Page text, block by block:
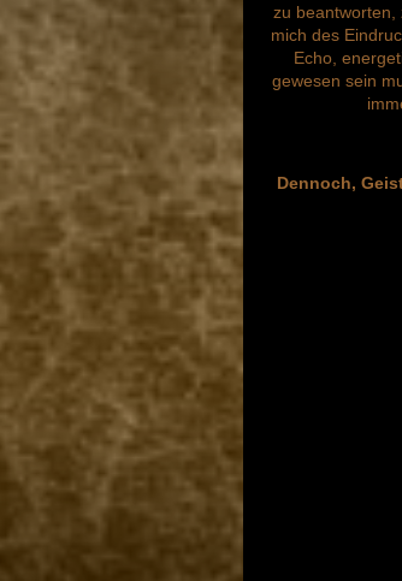
zu beantworten,
mich des
Echo,
gewesen sein
Dennoch,